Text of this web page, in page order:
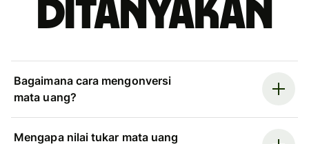
ditanyakan
Bagaimana cara mengonversi
mata uang?
Mengapa nilai tukar mata uang